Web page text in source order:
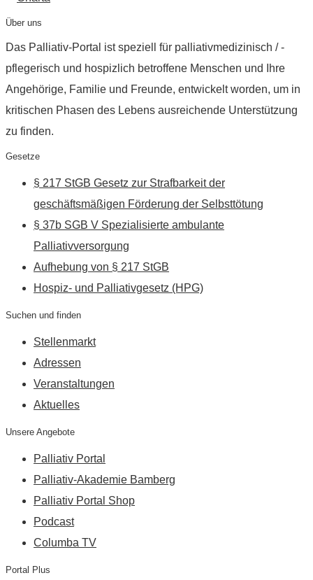
Über uns
Das Palliativ-Portal ist speziell für palliativmedizinisch / -
pflegerisch und hospizlich betroffene Menschen und Ihre
Angehörige, Familie und Freunde, entwickelt worden, um in
kritischen Phasen des Lebens ausreichende Unterstützung
zu finden.
Gesetze
§ 217 StGB Gesetz zur Strafbarkeit der
geschäftsmäßigen Förderung der Selbsttötung
§ 37b SGB V Spezialisierte ambulante
Palliativversorgung
Aufhebung von § 217 StGB
Hospiz- und Palliativgesetz (HPG)
Suchen und finden
Stellenmarkt
Adressen
Veranstaltungen
Aktuelles
Unsere Angebote
Palliativ Portal
Palliativ-Akademie Bamberg
Palliativ Portal Shop
Podcast
Columba TV
Portal Plus